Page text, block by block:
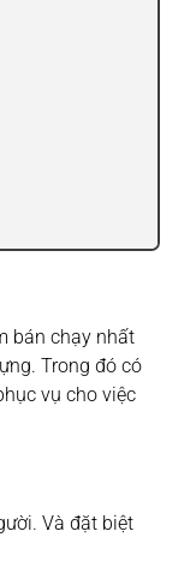
bán chạy nhất
Trong đó có
vụ cho việc
Và đặt biệt